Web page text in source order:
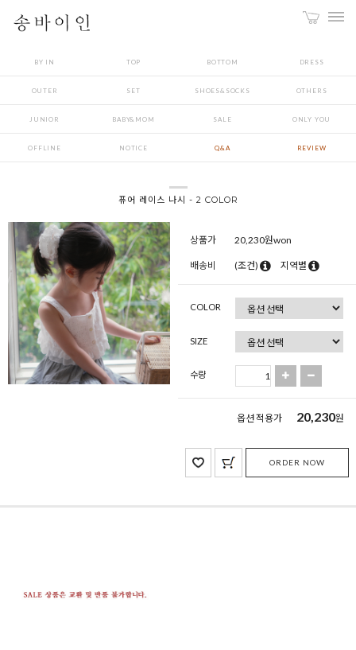
BY IN TOP BOTTOM DRESS
OUTER SET SHOES&SOCKS OTHERS
JUNIOR BABY&MOM SALE ONLY YOU
OFFLINE NOTICE Q&A REVIEW
퓨어 레이스 나시 - 2 COLOR
상품가 20,230원won
배송비 (조건) 지역별
COLOR
SIZE
수량
옵션 적용가 20,230원
ORDER NOW